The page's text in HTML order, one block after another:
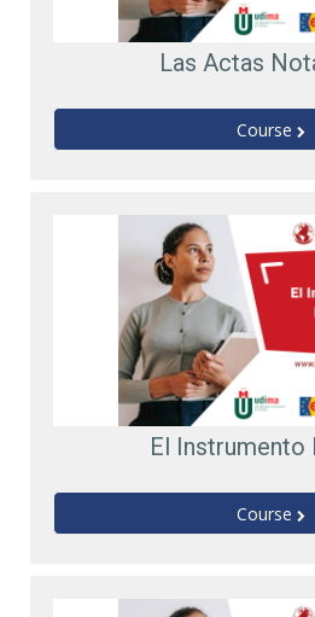
Las Actas
Course
El Instrumento
Course